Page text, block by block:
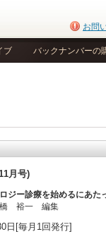
お問
ブ バックナンバーの
月号)
ジー診療を始めるにあた
裕一 編集
日[毎月1回発行]